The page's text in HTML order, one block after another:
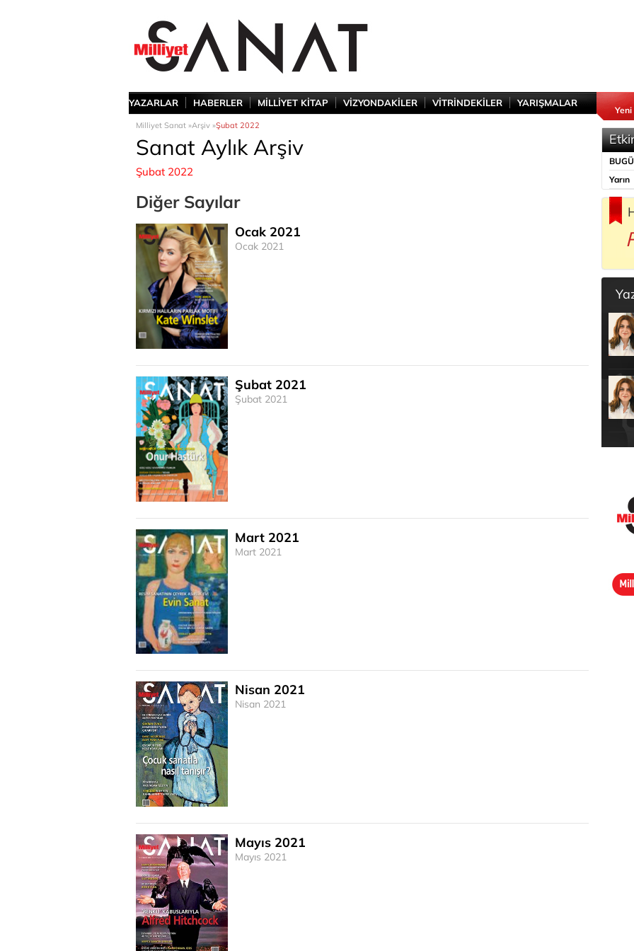
YAZARLAR HABERLER MİLLİYET KİTAP VİZYONDAKİLER VİTRİNDEKİLER YARIŞMALAR
Yeni
Milliyet Sanat »Arşiv »Şubat 2022
Sanat Aylık Arşiv
Şubat 2022
Diğer Sayılar
Ocak 2021
Ocak 2021
Şubat 2021
Şubat 2021
Mart 2021
Mart 2021
Nisan 2021
Nisan 2021
Mayıs 2021
Mayıs 2021
Yarın